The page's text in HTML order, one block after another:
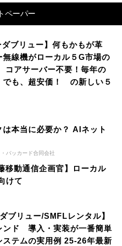
ペーパー
ブリュー】何もかもが革
線機がローカル５G市場の
コアサーバー不要！毎年の
でも、超安価！ の新しい５
本当に必要か？ AIネット
パッカード合同会社
移動通信企画官】ローカル
けて
ブリュー/SMFLレンタル】
ンド 導入・実装が一番簡単
テムの実用例 25-26年最新